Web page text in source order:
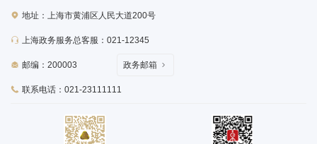
地址：上海市黄浦区人民大道200号
上海政务服务总客服：021-12345
邮编：200003
联系电话：021-23111111
政务邮箱